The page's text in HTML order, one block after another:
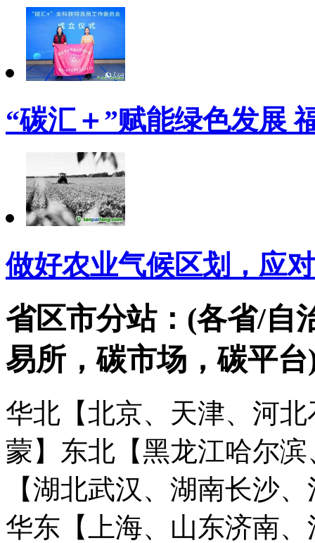
“碳汇＋”赋能绿色发展
做好农业气候区划，应
省区市分站：(各省/自
易所，碳市场，碳平台
华北【北京、天津、河
蒙】 东北【黑龙江哈尔
【湖北武汉、湖南长沙
华东【上海、山东济南